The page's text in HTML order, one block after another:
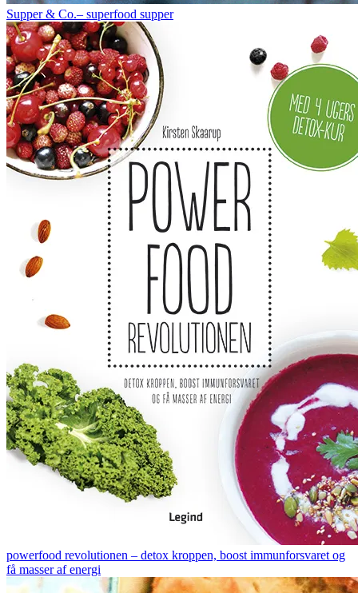
Supper & Co.– superfood supper
powerfood revolutionen – detox kroppen, boost immunforsvaret og
få masser af energi